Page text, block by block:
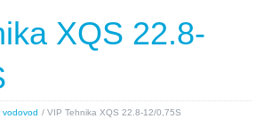
XQS 22.8-
vodovod / VIP Tehnika XQS 22.8-12/0,75S